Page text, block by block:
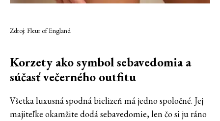
Zdroj: Fleur of England
Korzety ako symbol sebavedomia a
súčasť večerného outfitu
Všetka luxusná spodná bielizeň má jedno spoločné. Jej
majiteľke okamžite dodá sebavedomie, len čo si ju ráno